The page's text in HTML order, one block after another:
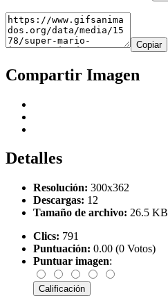
Copiar
Compartir Imagen
Detalles
Resolución: 300x362
Descargas: 12
Tamaño de archivo: 26.5 KB
Clics: 791
Puntuación: 0.00 (0 Votos)
Puntuar imagen: